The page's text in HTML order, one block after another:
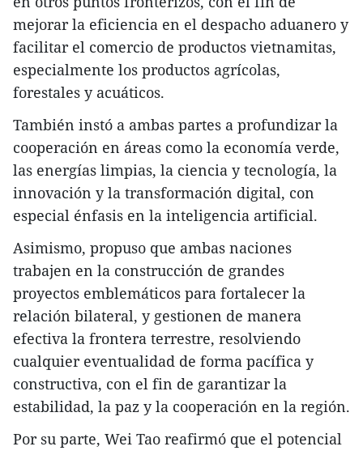
mejorar la eficiencia en el despacho aduanero y
facilitar el comercio de productos vietnamitas,
especialmente los productos agrícolas,
forestales y acuáticos.
También instó a ambas partes a profundizar la
cooperación en áreas como la economía verde,
las energías limpias, la ciencia y tecnología, la
innovación y la transformación digital, con
especial énfasis en la inteligencia artificial.
Asimismo, propuso que ambas naciones
trabajen en la construcción de grandes
proyectos emblemáticos para fortalecer la
relación bilateral, y gestionen de manera
efectiva la frontera terrestre, resolviendo
cualquier eventualidad de forma pacífica y
constructiva, con el fin de garantizar la
estabilidad, la paz y la cooperación en la región.
Por su parte, Wei Tao reafirmó que el potencial